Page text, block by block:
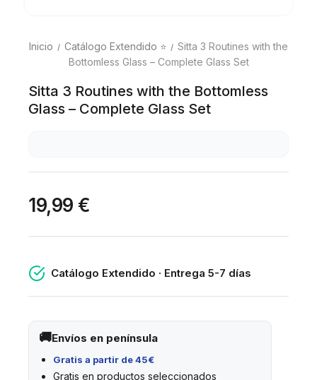
Inicio Catálogo Extendido ⭐
Sitta 3 Routines with the
Bottomless Glass – Complete Glass Set
Sitta 3 Routines with the Bottomless
Glass – Complete Glass Set
19,99 €
Catálogo Extendido · Entrega 5-7 días
Envíos en península
Gratis a partir de 45€
Gratis en productos seleccionados